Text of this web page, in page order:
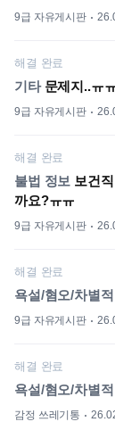
9급 자유게시판
해결 완료
기타문제지..ㅠ
9급 자유게시판
해결 완료
불법 정보 보건
까요?ㅠㅠ
9급 자유게시판
해결 완료
욕설/혐오/차별적
9급 자유게시판
해결 완료
욕설/혐오/차별적
감정 쓰레기통